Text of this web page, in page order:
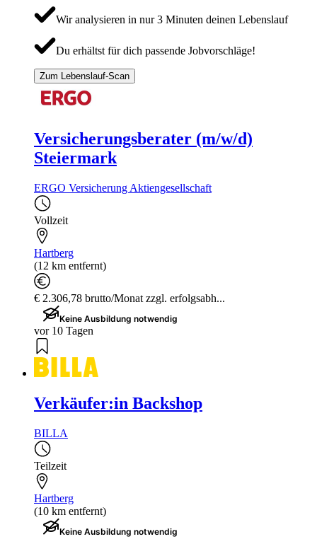
Wir analysieren in nur 3 Minuten deinen Lebenslauf
Du erhältst für dich passende Jobvorschläge!
Zum Lebenslauf-Scan
Versicherungsberater (m/w/d)
Steiermark
ERGO Versicherung Aktiengesellschaft
Vollzeit
Hartberg
(12 km entfernt)
€ 2.306,78 brutto/Monat zzgl. erfolgsabh...
Keine Ausbildung notwendig
vor 10 Tagen
Verkäufer:in Backshop
BILLA
Teilzeit
Hartberg
(10 km entfernt)
Keine Ausbildung notwendig